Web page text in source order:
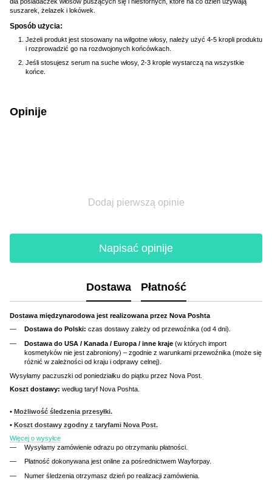
suszarek, żelazek i lokówek.
Sposób użycia:
Jeżeli produkt jest stosowany na wilgotne włosy, należy użyć 4-5 kropli produktu
i rozprowadzić go na rozdwojonych końcówkach.
Jeśli stosujesz serum na suche włosy, 2-3 krople wystarczą na wszystkie
końce.
Opinije
Dodaj pierwszą opinie
Napisać opinije
Dostawa Płatność
Dostawa międzynarodowa jest realizowana przez Nova Poshta
Dostawa do Polski: czas dostawy zależy od przewoźnika (od 4 dni).
Dostawa do USA / Kanada / Europa / inne kraje (w których import
kosmetyków nie jest zabroniony) – zgodnie z warunkami przewoźnika (może się
różnić w zależności od kraju i odprawy celnej).
Wysyłamy paczuszki od poniedziałku do piątku przez Nova Post.
Koszt dostawy: według taryf Nova Poshta.
• Możliwość śledzenia przesyłki.
• Koszt dostawy zgodny z taryfami Nova Post.
Więcej o wysyłce
Wysyłamy zamówienie odrazu po otrzymaniu płatności.
Płatność dokonywana jest online za pośrednictwem Wayforpay.
Numer śledzenia otrzymasz dzień po realizacji zamówienia.